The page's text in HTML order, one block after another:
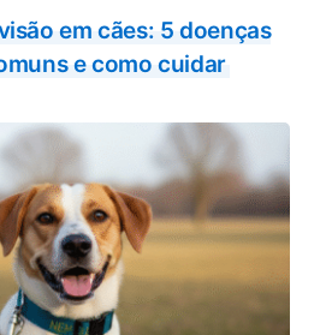
em cães: 5 doenças
e como cuidar